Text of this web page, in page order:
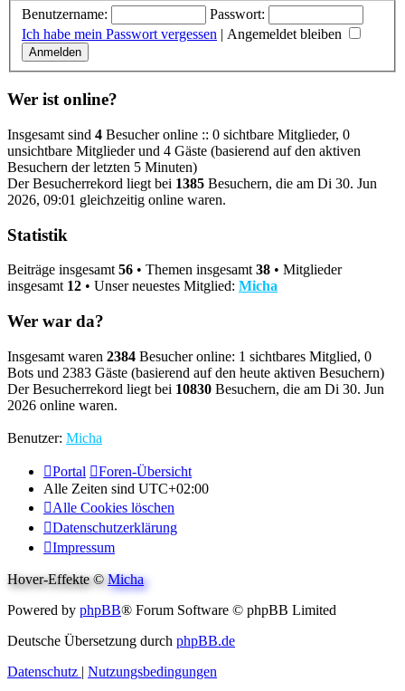
Benutzername:
Passwort:
Ich habe mein Passwort vergessen
Angemeldet bleiben
Wer ist online?
Insgesamt sind 4 Besucher online :: 0 sichtbare Mitglieder, 0
unsichtbare Mitglieder und 4 Gäste (basierend auf den aktiven
Besuchern der letzten 5 Minuten)
Der Besucherrekord liegt bei 1385 Besuchern, die am Di 30. Jun
2026, 09:01 gleichzeitig online waren.
Statistik
Beiträge insgesamt 56 • Themen insgesamt 38 • Mitglieder
insgesamt 12 • Unser neuestes Mitglied: Micha
Wer war da?
Insgesamt waren 2384 Besucher online: 1 sichtbares Mitglied, 0
Bots und 2383 Gäste (basierend auf den heute aktiven Besuchern)
Der Besucherrekord liegt bei 10830 Besuchern, die am Di 30. Jun
2026 online waren.
Benutzer: Micha
Portal
Foren-Übersicht
Alle Zeiten sind UTC+02:00
Alle Cookies löschen
Datenschutzerklärung
Impressum
Hover-Effekte © Micha
Powered by phpBB® Forum Software © phpBB Limited
Deutsche Übersetzung durch phpBB.de
Datenschutz | Nutzungsbedingungen